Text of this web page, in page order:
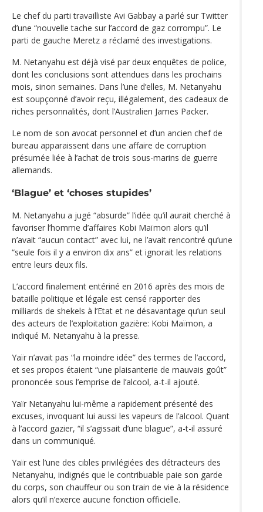
Le chef du parti travailliste Avi Gabbay a parlé sur Twitter
d’une “nouvelle tache sur l’accord de gaz corrompu”. Le
parti de gauche Meretz a réclamé des investigations.
M. Netanyahu est déjà visé par deux enquêtes de police,
dont les conclusions sont attendues dans les prochains
mois, sinon semaines. Dans l’une d’elles, M. Netanyahu
est soupçonné d’avoir reçu, illégalement, des cadeaux de
riches personnalités, dont l’Australien James Packer.
Le nom de son avocat personnel et d’un ancien chef de
bureau apparaissent dans une affaire de corruption
présumée liée à l’achat de trois sous-marins de guerre
allemands.
‘Blague’ et ‘choses stupides’
M. Netanyahu a jugé “absurde” l’idée qu’il aurait cherché à
favoriser l’homme d’affaires Kobi Maïmon alors qu’il
n’avait “aucun contact” avec lui, ne l’avait rencontré qu’une
“seule fois il y a environ dix ans” et ignorait les relations
entre leurs deux fils.
L’accord finalement entériné en 2016 après des mois de
bataille politique et légale est censé rapporter des
milliards de shekels à l’Etat et ne désavantage qu’un seul
des acteurs de l’exploitation gazière: Kobi Maïmon, a
indiqué M. Netanyahu à la presse.
Yaïr n’avait pas “la moindre idée” des termes de l’accord,
et ses propos étaient “une plaisanterie de mauvais goût”
prononcée sous l’emprise de l’alcool, a-t-il ajouté.
Yaïr Netanyahu lui-même a rapidement présenté des
excuses, invoquant lui aussi les vapeurs de l’alcool. Quant
à l’accord gazier, “il s’agissait d’une blague”, a-t-il assuré
dans un communiqué.
Yaïr est l’une des cibles privilégiées des détracteurs des
Netanyahu, indignés que le contribuable paie son garde
du corps, son chauffeur ou son train de vie à la résidence
alors qu’il n’exerce aucune fonction officielle.